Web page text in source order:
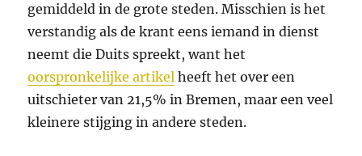
gemiddeld in de grote steden. Misschien is het
verstandig als de krant eens iemand in dienst
neemt die Duits spreekt, want het
oorspronkelijke artikel heeft het over een
uitschieter van 21,5% in Bremen, maar een veel
kleinere stijging in andere steden.